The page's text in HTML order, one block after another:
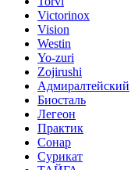
Victorinox
Vision
Westin
Yo-zuri
Zojirushi
Адмиралтейский
Биосталь
Легеон
Практик
Сонар
Сурикат